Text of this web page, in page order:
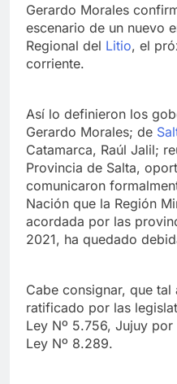
Gerardo Morales
escenario de un nuevo
Regional del Litio, el
corriente.
Así lo definieron los
Gerardo Morales; de
Catamarca, Raúl Jalil;
Provincia de Salta,
comunicaron
Nación que la Región
acordada por las
2021, ha quedado
Cabe consignar, que
ratificado por las
Ley Nº 5.756, Jujuy
Ley Nº 8.289.